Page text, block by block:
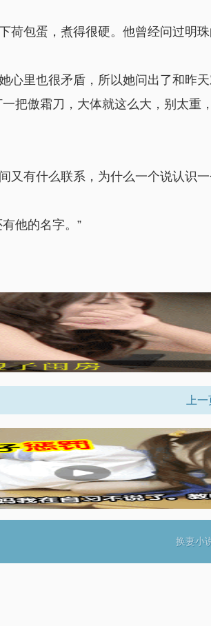
荷包蛋，煮得很硬。他曾经问过明
心里也很矛盾，所以她问出了和昨
把傲霜刀，大体就这么大，别太
又有什么联系，为什么一个说认识
他的名字。”
上
换妻小